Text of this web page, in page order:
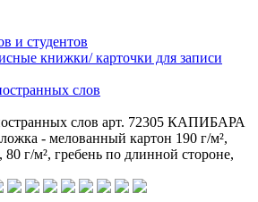
и студентов
книжки/ карточки для записи
слов
слов арт. 72305 КАПИБАРА
- мелованный картон 190 г/м²,
г/м², гребень по длинной стороне,